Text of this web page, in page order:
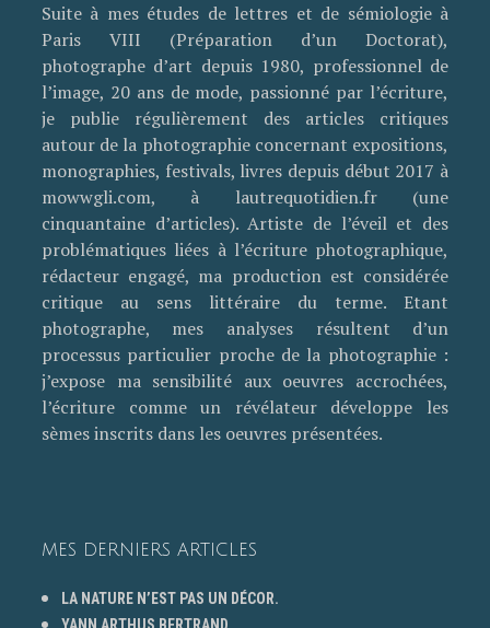
Suite à mes études de lettres et de sémiologie à
Paris VIII (Préparation d’un Doctorat),
photographe d’art depuis 1980, professionnel de
l’image, 20 ans de mode, passionné par l’écriture,
je publie régulièrement des articles critiques
autour de la photographie concernant expositions,
monographies, festivals, livres depuis début 2017 à
mowwgli.com, à lautrequotidien.fr (une
cinquantaine d’articles). Artiste de l’éveil et des
problématiques liées à l’écriture photographique,
rédacteur engagé, ma production est considérée
critique au sens littéraire du terme. Etant
photographe, mes analyses résultent d’un
processus particulier proche de la photographie :
j’expose ma sensibilité aux oeuvres accrochées,
l’écriture comme un révélateur développe les
sèmes inscrits dans les oeuvres présentées.
MES DERNIERS ARTICLES
LA NATURE N’EST PAS UN DÉCOR.